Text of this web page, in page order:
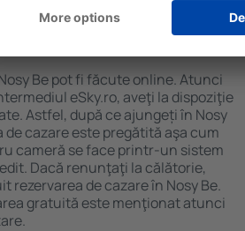
în Nosy Be?
Be pot fi făcute online. Atunci
eSky.ro, aveţi la dispoziţie
Astfel, după ce ajungeți în Nosy
cazare este pregătită aşa cum
cameră se face printr-un sistem
Dacă renunţaţi la călătorie,
rezervarea de cazare în Nosy Be.
gratuită este menţionat atunci